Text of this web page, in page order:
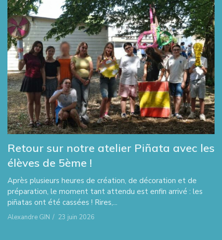
Retour sur notre atelier Piñata avec les
élèves de 5ème !
Après plusieurs heures de création, de décoration et de
préparation, le moment tant attendu est enfin arrivé : les
piñatas ont été cassées ! Rires,...
Alexandre GIN / 23 juin 2026